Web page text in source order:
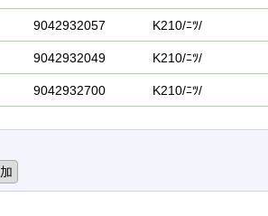
9042932057 K210/ﾆﾂ/
9042932049 K210/ﾆﾂ/
9042932700 K210/ﾆﾂ/